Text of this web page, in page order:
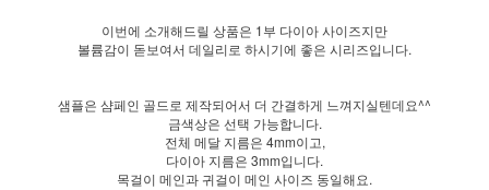
이번에 소개해드릴 상품은 1부 다이아 사이즈지만
볼륨감이 돋보여서 데일리로 하시기에 좋은 시리즈입니다.
샘플은 샴페인 골드로 제작되어서 더 간결하게 느껴지실텐데요^^
금색상은 선택 가능합니다.
전체 메달 지름은 4mm이고,
다이아 지름은 3mm입니다.
목걸이 메인과 귀걸이 메인 사이즈 동일해요.